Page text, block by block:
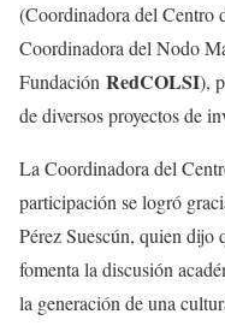
(Coordinadora del Centro
Coordinadora del Nodo
Fundación RedCOLSI),
de diversos proyectos de
La Coordinadora del
participación se logró
Pérez Suescún, quien dijo
fomenta la discusión
la generación de una